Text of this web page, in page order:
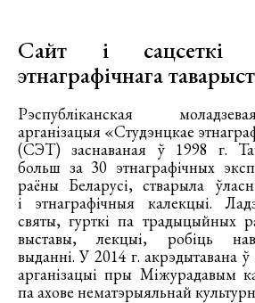
Сайт і сацсеткі
этнаграфічнага
Рэспубліканская
арганізацыя «Студэнцкае
(СЭТ) заснаваная ў 1998 г.
больш за 30 этнаграфічных
раёны Беларусі, стварыла
і этнаграфічныя калекцыі.
святы, гурткі па традыцыйных
выставы, лекцыі, робіць
выданні. У 2014 г. акрэдытавана
арганізацыі пры
па ахове нематэрыяльнай